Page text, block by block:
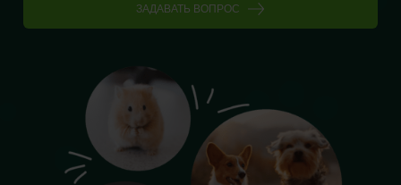
ЗАДАВАТЬ ВОПРОС